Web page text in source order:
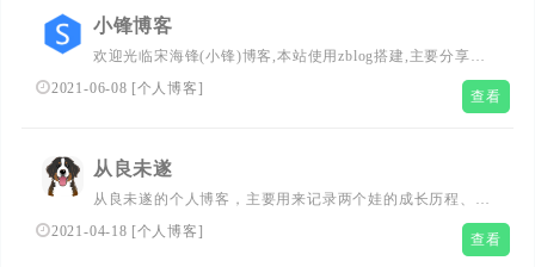
小锋博客
欢迎光临宋海锋(小锋)博客,本站使用zblog搭建,主要分享
zblog主题,zblog模板,zblog教程等有关zblog的资源,并且是
2021-06-08 [个人博客] 查看
从良未遂
从良未遂的个人博客，主要用来记录两个娃的成长历程、个
人所思所想及爱好，包括足球、软件，特别是苹果设备有关
的软件和硬件，也用来收集一些从良未遂喜欢的文章、图
2021-04-18 [个人博客] 查看